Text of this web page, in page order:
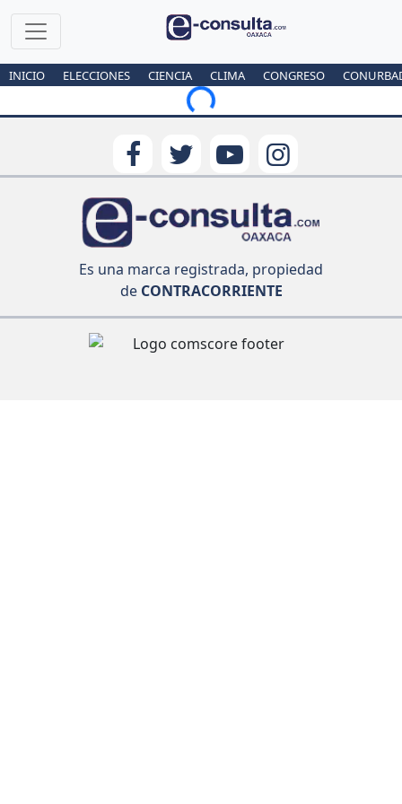
INICIO ELECCIONES CIENCIA CLIMA CONGRESO
Loading...
Es una marca registrada, propiedad
deCONTRACORRIENTE